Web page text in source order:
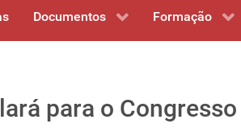
Documentos Formação
para o Congresso